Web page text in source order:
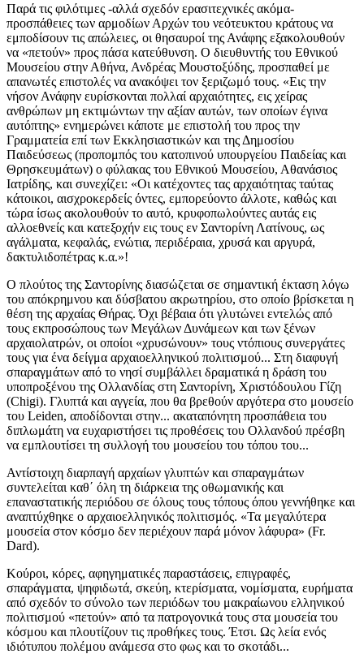
Παρά τις φιλότιμες -αλλά σχεδόν ερασιτεχνικές ακόμα-
προσπάθειες των αρμοδίων Αρχών του νεότευκτου κράτους να
εμποδίσουν τις απώλειες, οι θησαυροί της Ανάφης εξακολουθούν
να «πετούν» προς πάσα κατεύθυνση. Ο διευθυντής του Εθνικού
Μουσείου στην Αθήνα, Ανδρέας Μουστοξύδης, προσπαθεί με
απανωτές επιστολές να ανακόψει τον ξεριζωμό τους. «Εις την
νήσον Ανάφην ευρίσκονται πολλαί αρχαιότητες, εις χείρας
ανθρώπων μη εκτιμώντων την αξίαν αυτών, των οποίων έγινα
αυτόπτης» ενημερώνει κάποτε με επιστολή του προς την
Γραμματεία επί των Εκκλησιαστικών και της Δημοσίου
Παιδεύσεως (προπομπός του κατοπινού υπουργείου Παιδείας και
Θρησκευμάτων) ο φύλακας του Εθνικού Μουσείου, Αθανάσιος
Ιατρίδης, και συνεχίζει: «Οι κατέχοντες τας αρχαιότητας ταύτας
κάτοικοι, αισχροκερδείς όντες, εμπορεύοντο άλλοτε, καθώς και
τώρα ίσως ακολουθούν το αυτό, κρυφοπωλούντες αυτάς εις
αλλοεθνείς και κατεξοχήν εις τους εν Σαντορίνη Λατίνους, ως
αγάλματα, κεφαλάς, ενώτια, περιδέραια, χρυσά και αργυρά,
δακτυλιδοπέτρας κ.α.»!
Ο πλούτος της Σαντορίνης διασώζεται σε σημαντική έκταση λόγω
του απόκρημνου και δύσβατου ακρωτηρίου, στο οποίο βρίσκεται η
θέση της αρχαίας Θήρας. Όχι βέβαια ότι γλυτώνει εντελώς από
τους εκπροσώπους των Μεγάλων Δυνάμεων και των ξένων
αρχαιολατρών, οι οποίοι «χρυσώνουν» τους ντόπιους συνεργάτες
τους για ένα δείγμα αρχαιοελληνικού πολιτισμού... Στη διαφυγή
σπαραγμάτων από το νησί συμβάλλει δραματικά η δράση του
υποπροξένου της Ολλανδίας στη Σαντορίνη, Χριστόδουλου Γίζη
(Chigi). Γλυπτά και αγγεία, που θα βρεθούν αργότερα στο μουσείο
του Leiden, αποδίδονται στην... ακαταπόνητη προσπάθεια του
διπλωμάτη να ευχαριστήσει τις προθέσεις του Ολλανδού πρέσβη
να εμπλουτίσει τη συλλογή του μουσείου του τόπου του...
Αντίστοιχη διαρπαγή αρχαίων γλυπτών και σπαραγμάτων
συντελείται καθ΄ όλη τη διάρκεια της οθωμανικής και
επαναστατικής περιόδου σε όλους τους τόπους όπου γεννήθηκε και
αναπτύχθηκε ο αρχαιοελληνικός πολιτισμός. «Τα μεγαλύτερα
μουσεία στον κόσμο δεν περιέχουν παρά μόνον λάφυρα» (Fr.
Dard).
Κούροι, κόρες, αφηγηματικές παραστάσεις, επιγραφές,
σπαράγματα, ψηφιδωτά, σκεύη, κτερίσματα, νομίσματα, ευρήματα
από σχεδόν το σύνολο των περιόδων του μακραίωνου ελληνικού
πολιτισμού «πετούν» από τα πατρογονικά τους στα μουσεία του
κόσμου και πλουτίζουν τις προθήκες τους. Έτσι. Ως λεία ενός
ιδιότυπου πολέμου ανάμεσα στο φως και το σκοτάδι...